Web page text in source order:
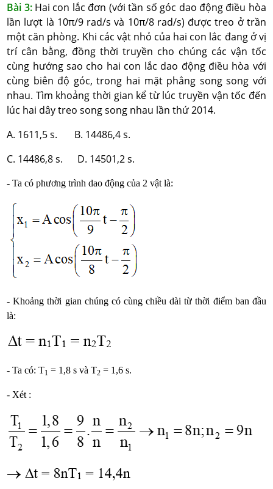
Bài 3: Hai con lắc đơn (với tần số góc dao động điều hòa
lần lượt là 10π/9 rad/s và 10π/8 rad/s) được treo ở trần
một căn phòng. Khi các vật nhỏ của hai con lắc đang ở vị
trí cân bằng, đồng thời truyền cho chúng các vận tốc
cùng hướng sao cho hai con lắc dao động điều hòa với
cùng biên độ góc, trong hai mặt phẳng song song với
nhau. Tìm khoảng thời gian kể từ lúc truyền vận tốc đến
lúc hai dây treo song song nhau lần thứ 2014.
A. 1611,5 s. B. 14486,4 s.
C. 14486,8 s. D. 14501,2 s.
- Ta có phương trình dao động của 2 vật là:
- Khoảng thời gian chúng có cùng chiều dài từ thời điểm ban đầu
là:
- Ta có: T1 = 1,8 s và T2 = 1,6 s.
- Xét :